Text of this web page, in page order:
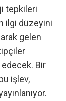
tepkileri
ilgi düzeyini
gelen
edecek. Bir
işlev,